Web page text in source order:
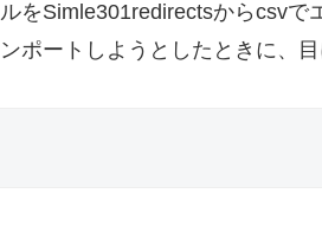
をSimle301redirectsからcsvで
ポートしようとしたときに、